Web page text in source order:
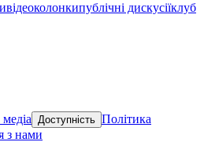
відеоколонкипублічні дискусіїклуб
Доступність Політика
з нами